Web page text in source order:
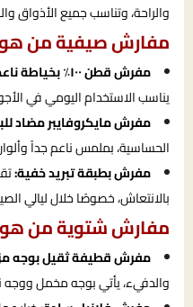
والراحة، وتناسب جميع الأذواق
مفارش صيفية من
مفرش قطن ١٠٠٪ بخياطة ناعمة:
يناسب الاستخدام اليومي في
مفرش مايكروفايبر مضاد
الحساسية، بملمس ناعم جداً
مفرش بطبقة تبريد خفية:
بالانتعاش، خصوصًا خلال ليالي
مفارش شتوية من
مفرش قطيفة ثقيل بوجه
والدفيء، يأتي بوجه مخمل ووجه